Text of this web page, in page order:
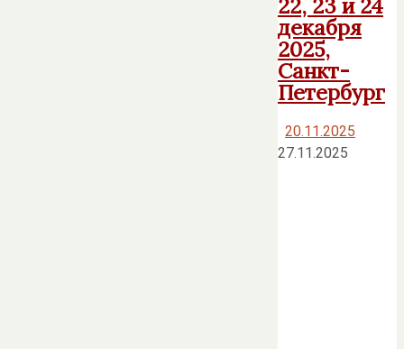
22, 23 и 24
декабря
2025,
Санкт-
Петербург
20.11.2025
27.11.2025